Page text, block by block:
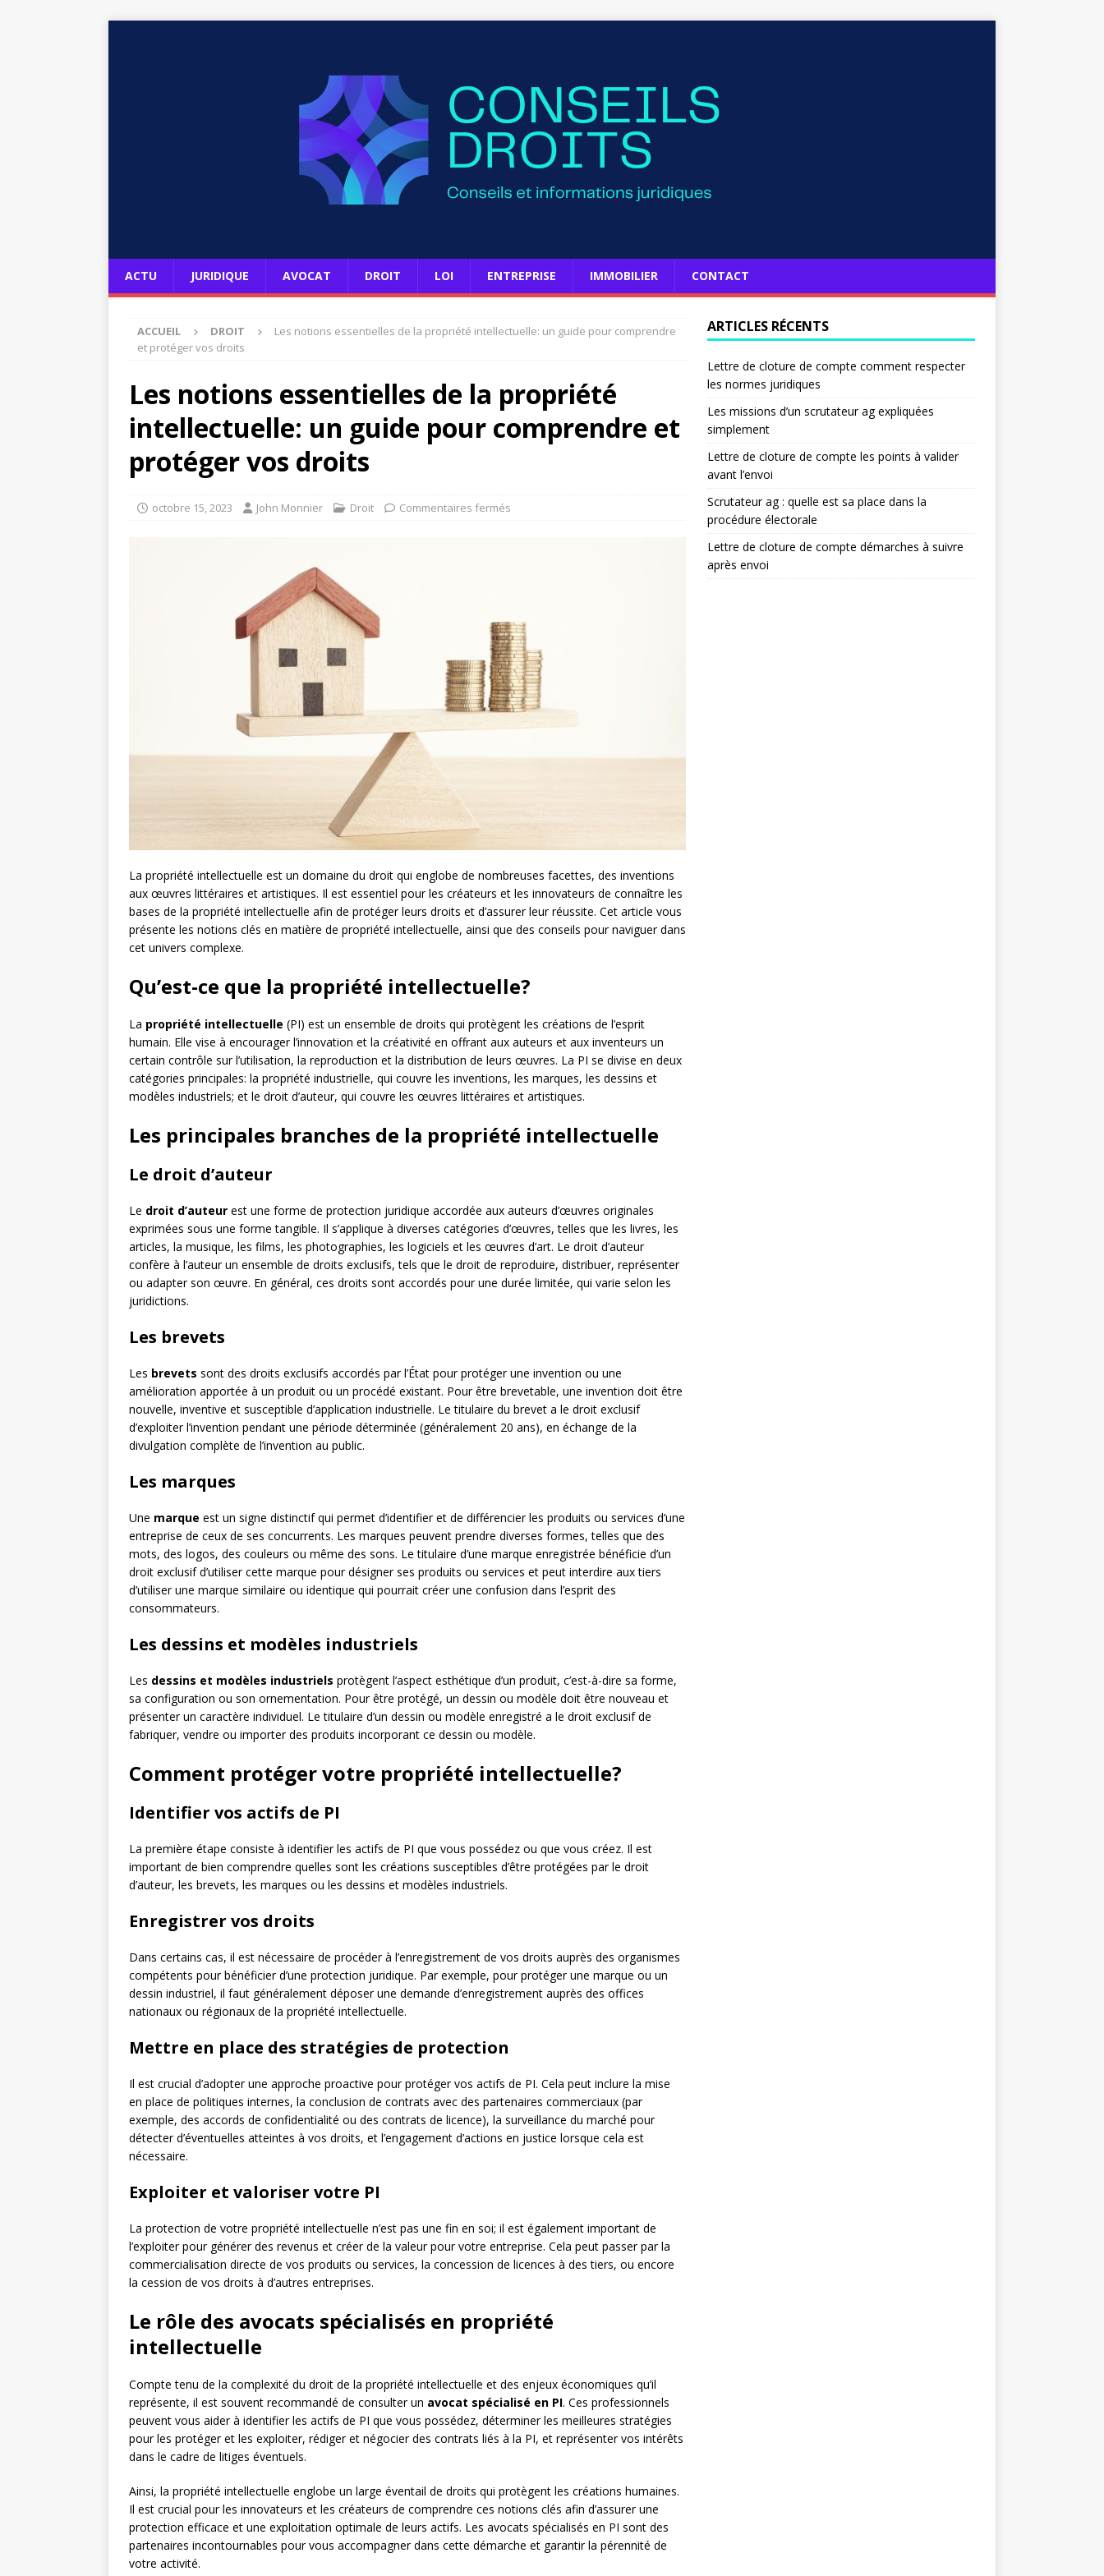
ACTU JURIDIQUE AVOCAT DROIT LOI ENTREPRISE IMMOBILIER CONTACT
ACCUEIL DROIT
Les notions essentielles de la propriété intellectuelle: un guide pour comprendre
et protéger vos droits
Les notions essentielles de la propriété
intellectuelle: un guide pour comprendre et
protéger vos droits
octobre 15, 2023 John Monnier Droit Commentaires fermés
La propriété intellectuelle est un domaine du droit qui englobe de nombreuses facettes, des inventions
aux œuvres littéraires et artistiques. Il est essentiel pour les créateurs et les innovateurs de connaître les
bases de la propriété intellectuelle afin de protéger leurs droits et d’assurer leur réussite. Cet article vous
présente les notions clés en matière de propriété intellectuelle, ainsi que des conseils pour naviguer dans
cet univers complexe.
Qu’est-ce que la propriété intellectuelle?
La propriété intellectuelle (PI) est un ensemble de droits qui protègent les créations de l’esprit
humain. Elle vise à encourager l’innovation et la créativité en offrant aux auteurs et aux inventeurs un
certain contrôle sur l’utilisation, la reproduction et la distribution de leurs œuvres. La PI se divise en deux
catégories principales: la propriété industrielle, qui couvre les inventions, les marques, les dessins et
modèles industriels; et le droit d’auteur, qui couvre les œuvres littéraires et artistiques.
Les principales branches de la propriété intellectuelle
Le droit d’auteur
Le droit d’auteur est une forme de protection juridique accordée aux auteurs d’œuvres originales
exprimées sous une forme tangible. Il s’applique à diverses catégories d’œuvres, telles que les livres, les
articles, la musique, les films, les photographies, les logiciels et les œuvres d’art. Le droit d’auteur
confère à l’auteur un ensemble de droits exclusifs, tels que le droit de reproduire, distribuer, représenter
ou adapter son œuvre. En général, ces droits sont accordés pour une durée limitée, qui varie selon les
juridictions.
Les brevets
Les brevets sont des droits exclusifs accordés par l’État pour protéger une invention ou une
amélioration apportée à un produit ou un procédé existant. Pour être brevetable, une invention doit être
nouvelle, inventive et susceptible d’application industrielle. Le titulaire du brevet a le droit exclusif
d’exploiter l’invention pendant une période déterminée (généralement 20 ans), en échange de la
divulgation complète de l’invention au public.
Les marques
Une marque est un signe distinctif qui permet d’identifier et de différencier les produits ou services d’une
entreprise de ceux de ses concurrents. Les marques peuvent prendre diverses formes, telles que des
mots, des logos, des couleurs ou même des sons. Le titulaire d’une marque enregistrée bénéficie d’un
droit exclusif d’utiliser cette marque pour désigner ses produits ou services et peut interdire aux tiers
d’utiliser une marque similaire ou identique qui pourrait créer une confusion dans l’esprit des
consommateurs.
Les dessins et modèles industriels
Les dessins et modèles industriels protègent l’aspect esthétique d’un produit, c’est-à-dire sa forme,
sa configuration ou son ornementation. Pour être protégé, un dessin ou modèle doit être nouveau et
présenter un caractère individuel. Le titulaire d’un dessin ou modèle enregistré a le droit exclusif de
fabriquer, vendre ou importer des produits incorporant ce dessin ou modèle.
Comment protéger votre propriété intellectuelle?
Identifier vos actifs de PI
La première étape consiste à identifier les actifs de PI que vous possédez ou que vous créez. Il est
important de bien comprendre quelles sont les créations susceptibles d’être protégées par le droit
d’auteur, les brevets, les marques ou les dessins et modèles industriels.
Enregistrer vos droits
Dans certains cas, il est nécessaire de procéder à l’enregistrement de vos droits auprès des organismes
compétents pour bénéficier d’une protection juridique. Par exemple, pour protéger une marque ou un
dessin industriel, il faut généralement déposer une demande d’enregistrement auprès des offices
nationaux ou régionaux de la propriété intellectuelle.
Mettre en place des stratégies de protection
Il est crucial d’adopter une approche proactive pour protéger vos actifs de PI. Cela peut inclure la mise
en place de politiques internes, la conclusion de contrats avec des partenaires commerciaux (par
exemple, des accords de confidentialité ou des contrats de licence), la surveillance du marché pour
détecter d’éventuelles atteintes à vos droits, et l’engagement d’actions en justice lorsque cela est
nécessaire.
Exploiter et valoriser votre PI
La protection de votre propriété intellectuelle n’est pas une fin en soi; il est également important de
l’exploiter pour générer des revenus et créer de la valeur pour votre entreprise. Cela peut passer par la
commercialisation directe de vos produits ou services, la concession de licences à des tiers, ou encore
la cession de vos droits à d’autres entreprises.
Le rôle des avocats spécialisés en propriété
intellectuelle
Compte tenu de la complexité du droit de la propriété intellectuelle et des enjeux économiques qu’il
représente, il est souvent recommandé de consulter un avocat spécialisé en PI. Ces professionnels
peuvent vous aider à identifier les actifs de PI que vous possédez, déterminer les meilleures stratégies
pour les protéger et les exploiter, rédiger et négocier des contrats liés à la PI, et représenter vos intérêts
dans le cadre de litiges éventuels.
Ainsi, la propriété intellectuelle englobe un large éventail de droits qui protègent les créations humaines.
Il est crucial pour les innovateurs et les créateurs de comprendre ces notions clés afin d’assurer une
protection efficace et une exploitation optimale de leurs actifs. Les avocats spécialisés en PI sont des
partenaires incontournables pour vous accompagner dans cette démarche et garantir la pérennité de
votre activité.
ARTICLES RÉCENTS
Lettre de cloture de compte comment respecter
les normes juridiques
Les missions d’un scrutateur ag expliquées
simplement
Lettre de cloture de compte les points à valider
avant l’envoi
Scrutateur ag : quelle est sa place dans la
procédure électorale
Lettre de cloture de compte démarches à suivre
après envoi